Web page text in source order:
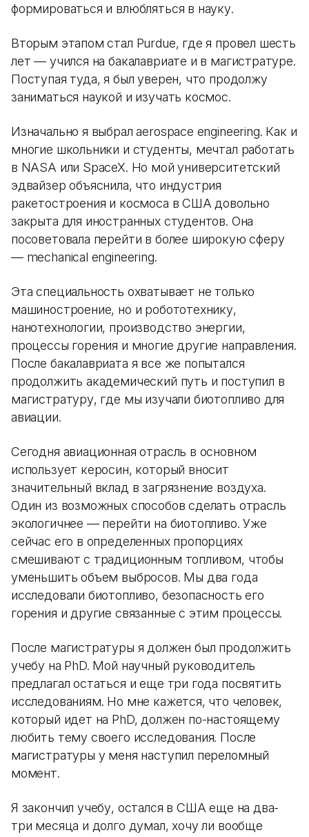
формироваться и влюбляться в науку.
Вторым этапом стал Purdue, где я провел шесть
лет — учился на бакалавриате и в магистратуре.
Поступая туда, я был уверен, что продолжу
заниматься наукой и изучать космос.
Изначально я выбрал aerospace engineering. Как и
многие школьники и студенты, мечтал работать
в NASA или SpaceX. Но мой университетский
эдвайзер объяснила, что индустрия
ракетостроения и космоса в США довольно
закрыта для иностранных студентов. Она
посоветовала перейти в более широкую сферу
— mechanical engineering.
Эта специальность охватывает не только
машиностроение, но и робототехнику,
нанотехнологии, производство энергии,
процессы горения и многие другие направления.
После бакалавриата я все же попытался
продолжить академический путь и поступил в
магистратуру, где мы изучали биотопливо для
авиации.
Сегодня авиационная отрасль в основном
использует керосин, который вносит
значительный вклад в загрязнение воздуха.
Один из возможных способов сделать отрасль
экологичнее — перейти на биотопливо. Уже
сейчас его в определенных пропорциях
смешивают с традиционным топливом, чтобы
уменьшить объем выбросов. Мы два года
исследовали биотопливо, безопасность его
горения и другие связанные с этим процессы.
После магистратуры я должен был продолжить
учебу на PhD. Мой научный руководитель
предлагал остаться и еще три года посвятить
исследованиям. Но мне кажется, что человек,
который идет на PhD, должен по-настоящему
любить тему своего исследования. После
магистратуры у меня наступил переломный
момент.
Я закончил учебу, остался в США еще на два-
три месяца и долго думал, хочу ли вообще